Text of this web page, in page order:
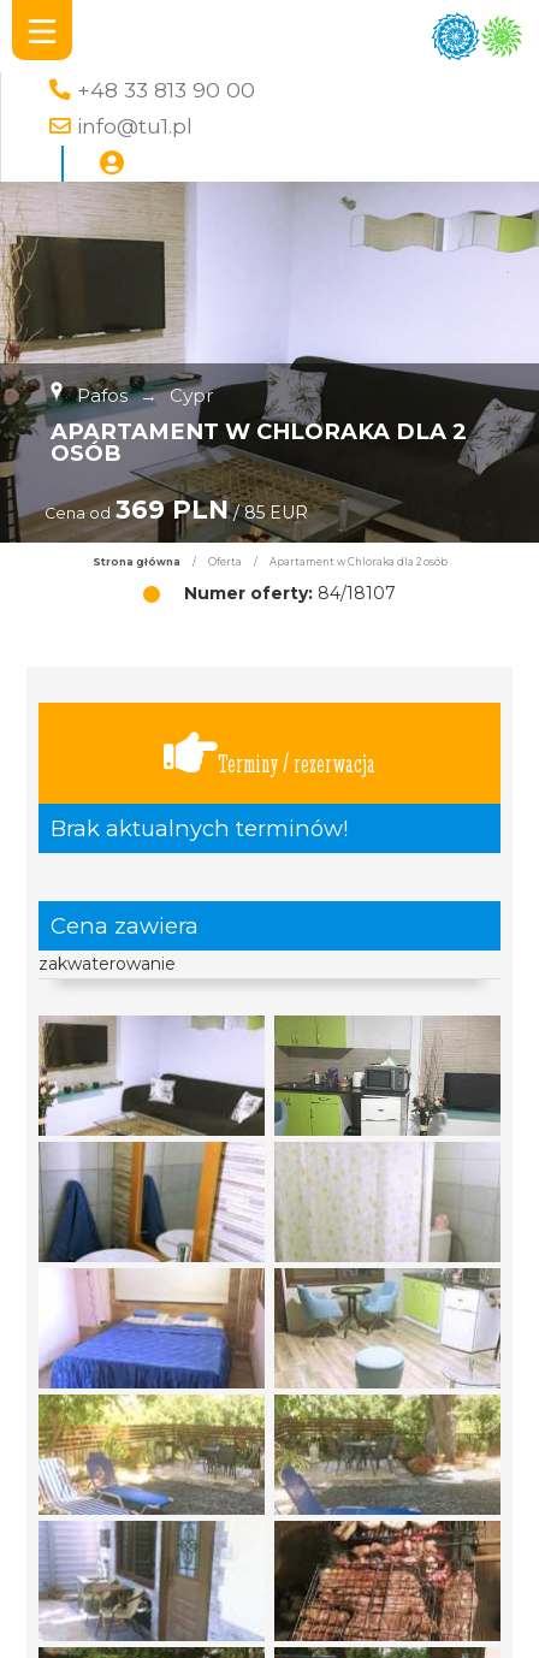
+48 33 813 90 00
info@tu1.pl
Pafos → Cypr
APARTAMENT W CHLORAKA DLA 2
OSÓB
Cena od 369 PLN/ 85 EUR
Strona główna / Oferta / Apartament w Chloraka dla 2 osób
Numer oferty: 84/18107
Terminy / rezerwacja
Brak aktualnych terminów!
Cena zawiera
zakwaterowanie